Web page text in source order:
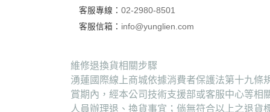
客服專線： 02-2980-8501
客服信箱： info@yunglien.com
維修退換貨相關步驟
湧蓮國際線上商城依據消費者保護法第十九條
賞期內，經本公司技術支援部或客服中心等
人員辦理退、換貨事宜；倘無符合以上之退